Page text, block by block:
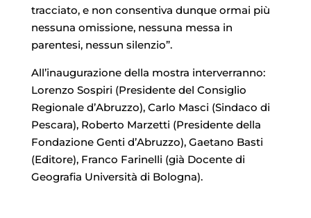
tracciato, e non consentiva dunque ormai più
nessuna omissione, nessuna messa in
parentesi, nessun silenzio”.
All’inaugurazione della mostra interverranno:
Lorenzo Sospiri (Presidente del Consiglio
Regionale d’Abruzzo), Carlo Masci (Sindaco di
Pescara), Roberto Marzetti (Presidente della
Fondazione Genti d’Abruzzo), Gaetano Basti
(Editore), Franco Farinelli (già Docente di
Geografia Università di Bologna).